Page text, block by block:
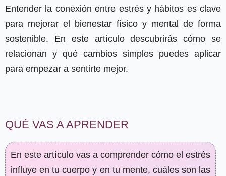
Entender la conexión entre estrés y hábitos es clave
para mejorar el bienestar físico y mental de forma
sostenible. En este artículo descubrirás cómo se
relacionan y qué cambios simples puedes aplicar
para empezar a sentirte mejor.
QUÉ VAS A APRENDER
En este artículo vas a comprender cómo el estrés
influye en tu cuerpo y en tu mente, cuáles son las